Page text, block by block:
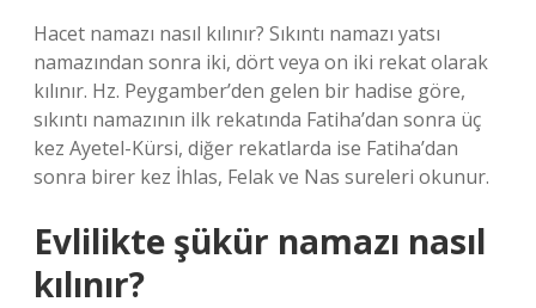
Hacet namazı nasıl kılınır? Sıkıntı namazı yatsı
namazından sonra iki, dört veya on iki rekat olarak
kılınır. Hz. Peygamber’den gelen bir hadise göre,
sıkıntı namazının ilk rekatında Fatiha’dan sonra üç
kez Ayetel-Kürsi, diğer rekatlarda ise Fatiha’dan
sonra birer kez İhlas, Felak ve Nas sureleri okunur.
Evlilikte şükür namazı nasıl
kılınır?